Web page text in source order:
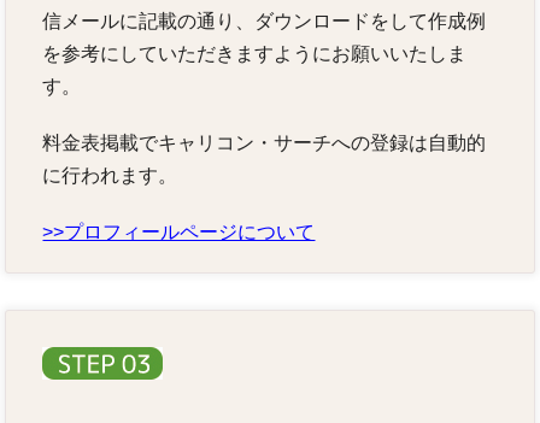
信メールに記載の通り、ダウンロードをして作成例
を参考にしていただきますようにお願いいたしま
す。
料金表掲載でキャリコン・サーチへの登録は自動的
に行われます。
>>プロフィールページについて